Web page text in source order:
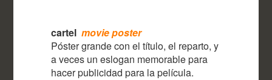
cartel movie poster
Póster grande con el título, el reparto, y
a veces un eslogan memorable para
hacer publicidad para la película.